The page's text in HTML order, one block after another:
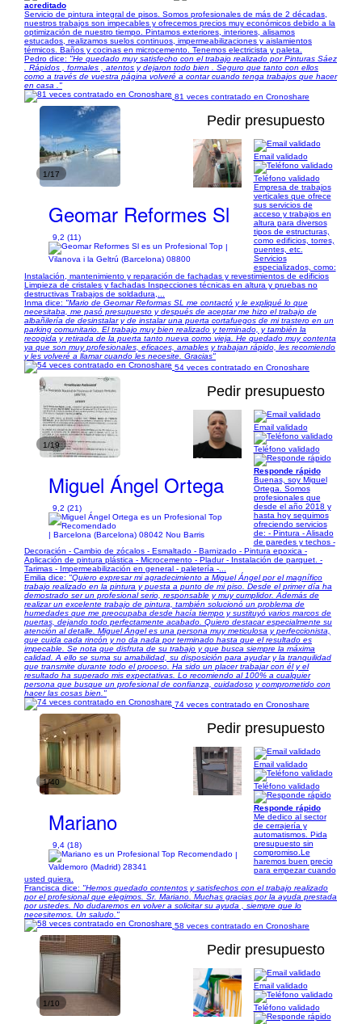
acreditado
Servicio de pintura integral de pisos. Somos profesionales de más de 2 décadas,
nuestros trabajos son impecables y ofrecemos precios muy económicos debido a la
optimización de nuestro tiempo. Pintamos exteriores, interiores, alisamos
estucados, realizamos suelos continuos, impermeabilizaciones y aislamientos
térmicos. Baños y cocinas en microcemento. Tenemos electricista y paleta.
Pedro dice: "He quedado muy satisfecho con el trabajo realizado por Pinturas Sáez
. Rápidos , formales , atentos y dejaron todo bien . Seguro que tanto con ellos
como a través de vuestra página volveré a contar cuando tenga trabajos que hacer
en casa ."
81 veces contratado en Cronoshare
1/17
Pedir presupuesto
Geomar Reformes Sl
9,2 (11)
|
Vilanova i la Geltrú (Barcelona) 08800
Email validado
Teléfono validado
Empresa de trabajos
verticales que ofrece
sus servicios de
acceso y trabajos en
altura para diversos
tipos de estructuras,
como edificios, torres,
puentes, etc.
Servicios
especializados, como:
Instalación, mantenimiento y reparación de fachadas y revestimientos de edificios
Limpieza de cristales y fachadas Inspecciones técnicas en altura y pruebas no
destructivas Trabajos de soldadura,...
Inma dice: "Mario de Geomar Reformas SL me contactó y le expliqué lo que
necesitaba, me pasó presupuesto y después de aceptar me hizo el trabajo de
albañilería de desinstalar y de instalar una puerta cortafuegos de mi trastero en un
parking comunitario. El trabajo muy bien realizado y terminado, y también la
recogida y retirada de la puerta tanto nueva como vieja. He quedado muy contenta
ya que son muy profesionales, eficaces, amables y trabajan rápido, les recomiendo
y les volveré a llamar cuando les necesite. Gracias"
54 veces contratado en Cronoshare
1/19
Pedir presupuesto
Miguel Ángel Ortega
9,2 (21)
| Barcelona (Barcelona) 08042 Nou Barris
Email validado
Teléfono validado
Responde rápido
Buenas, soy Miguel
Ortega. Somos
profesionales que
desde el año 2018 y
hasta hoy seguimos
ofreciendo servicios
de: - Pintura - Alisado
de paredes y techos -
Decoración - Cambio de zócalos - Esmaltado - Barnizado - Pintura epoxica -︎︎
Aplicación de pintura plástica - Microcemento - Pladur - Instalación de parquet. -
Tarimas - Impermeabilización en general - paletería -...
Emilia dice: "Quiero expresar mi agradecimiento a Miguel Ángel por el magnífico
trabajo realizado en la pintura y puesta a punto de mi piso. Desde el primer día ha
demostrado ser un profesional serio, responsable y muy cumplidor. Además de
realizar un excelente trabajo de pintura, también solucionó un problema de
humedades que me preocupaba desde hacía tiempo y sustituyó varios marcos de
puertas, dejando todo perfectamente acabado. Quiero destacar especialmente su
atención al detalle. Miguel Ángel es una persona muy meticulosa y perfeccionista,
que cuida cada rincón y no da nada por terminado hasta que el resultado es
impecable. Se nota que disfruta de su trabajo y que busca siempre la máxima
calidad. A ello se suma su amabilidad, su disposición para ayudar y la tranquilidad
que transmite durante todo el proceso. Ha sido un placer trabajar con él y el
resultado ha superado mis expectativas. Lo recomiendo al 100% a cualquier
persona que busque un profesional de confianza, cuidadoso y comprometido con
hacer las cosas bien."
74 veces contratado en Cronoshare
1/40
Pedir presupuesto
Mariano
9,4 (18)
|
Valdemoro (Madrid) 28341
Email validado
Teléfono validado
Responde rápido
Me dedico al sector
de cerrajería y
automatismos. Pida
presupuesto sin
compromiso.Le
haremos buen precio
para empezar cuando
usted quiera.
Francisca dice: "Hemos quedado contentos y satisfechos con el trabajo realizado
por el profesional que elegimos. Sr. Mariano. Muchas gracias por la ayuda prestada
por ustedes. No dudaremos en volver a solicitar su ayuda , siempre que lo
necesitemos. Un saludo."
58 veces contratado en Cronoshare
1/10
Pedir presupuesto
Email validado
Teléfono validado